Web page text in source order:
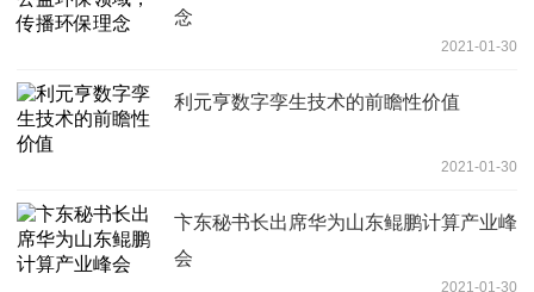
念
2021-01-30
利元亨数字孪生技术的前瞻性价值
2021-01-30
卞东秘书长出席华为山东鲲鹏计算产业峰
会
2021-01-30